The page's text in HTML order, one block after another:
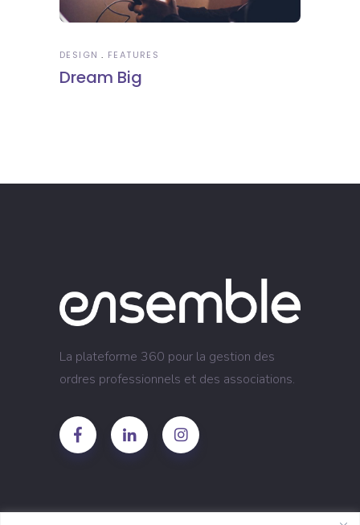
DESIGN FEATURES
Dream Big
La plateforme 360 pour la gestion des
ordres professionnels et des associations.